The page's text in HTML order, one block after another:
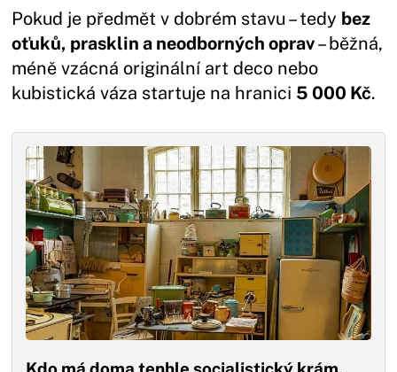
Pokud je předmět v dobrém stavu – tedy bez
oťuků, prasklin a neodborných oprav– běžná,
méně vzácná originální art deco nebo
kubistická váza startuje na hranici 5 000 Kč.